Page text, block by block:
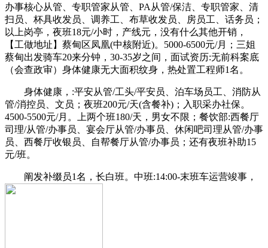
办事核心从管、专职管家从管、PA从管/保洁、专职管家、清
扫员、杯具收发员、调养工、布草收发员、房员工、话务员；
以上岗亭，夜班18元/小时，产线元，没有什么其他开销，
【工做地址】蔡甸区凤凰(中核附近)。5000-6500元/月；三姐
蔡甸出发骑车20来分钟，30-35岁之间，面试资历:无前科案底
（会查政审）身体健康无大面积纹身，热处置工程师1名。
身体健康，:平安从管/工头/平安员、泊车场员工、消防从
管/消控员、文员；夜班200元/天(含餐补)；入职采办社保。
4500-5500元/月。上两个班180/天，男女不限；餐饮部:西餐厅
司理/从管/办事员、宴会厅从管/办事员、休闲吧司理从管/办事
员、西餐厅收银员、自帮餐厅从管/办事员；还有夜班补助15
元/班。
阐发补缀员1名，长白班。中班:14:00-末班车运营竣事，